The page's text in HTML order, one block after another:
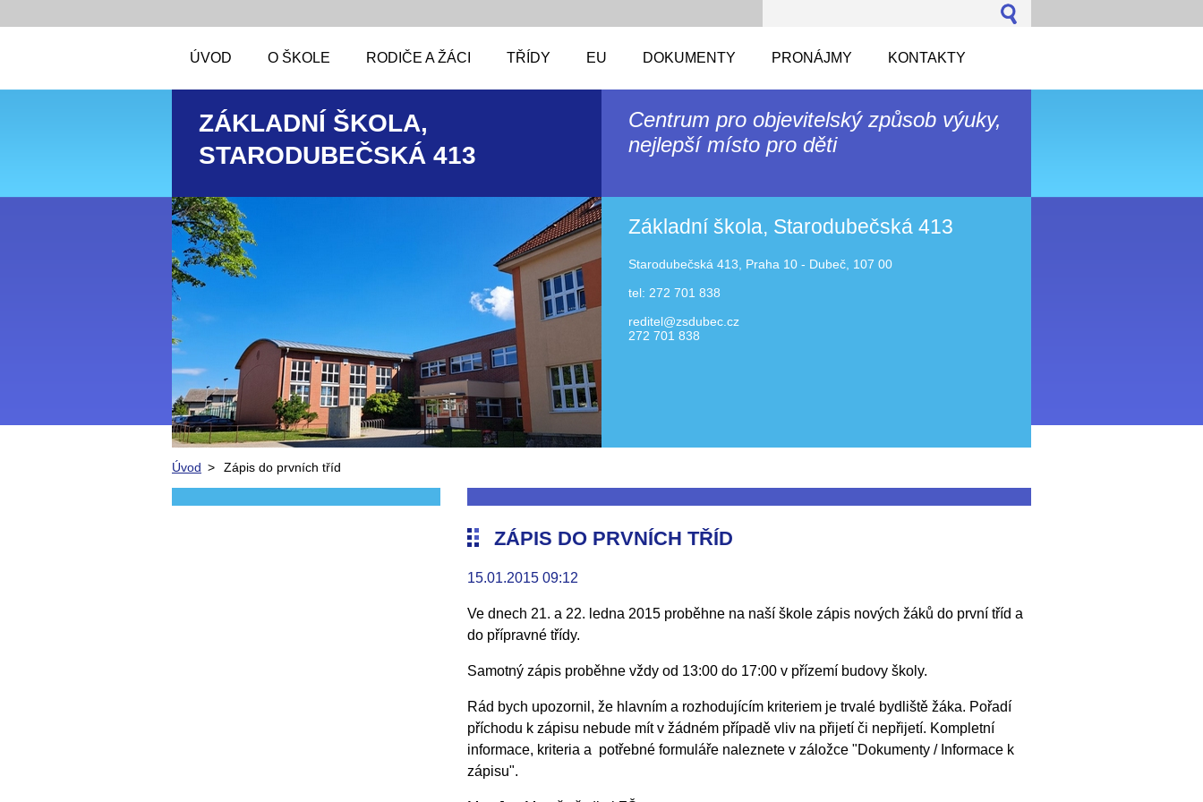
ÚVOD O ŠKOLE RODIČE A ŽÁCI TŘÍDY EU DOKUMENTY PRONÁJMY KONTAKTY
ZÁKLADNÍ ŠKOLA,
STARODUBEČSKÁ 413
Centrum pro objevitelský způsob výuky,
nejlepší místo pro děti
Základní škola, Starodubečská 413
Starodubečská 413, Praha 10 - Dubeč, 107 00
tel: 272 701 838
reditel@zsdubec.cz
272 701 838
Úvod > Zápis do prvních tříd
ZÁPIS DO PRVNÍCH TŘÍD
15.01.2015 09:12
Ve dnech 21. a 22. ledna 2015 proběhne na naší škole zápis nových žáků do první tříd a
do přípravné třídy.
Samotný zápis proběhne vždy od 13:00 do 17:00 v přízemí budovy školy.
Rád bych upozornil, že hlavním a rozhodujícím kriteriem je trvalé bydliště žáka. Pořadí
příchodu k zápisu nebude mít v žádném případě vliv na přijetí či nepřijetí. Kompletní
informace, kriteria a potřebné formuláře naleznete v záložce "Dokumenty / Informace k
zápisu".